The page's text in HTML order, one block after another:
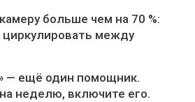
больше чем на 70 %:
между
— ещё один помощник.
неделю, включите его.